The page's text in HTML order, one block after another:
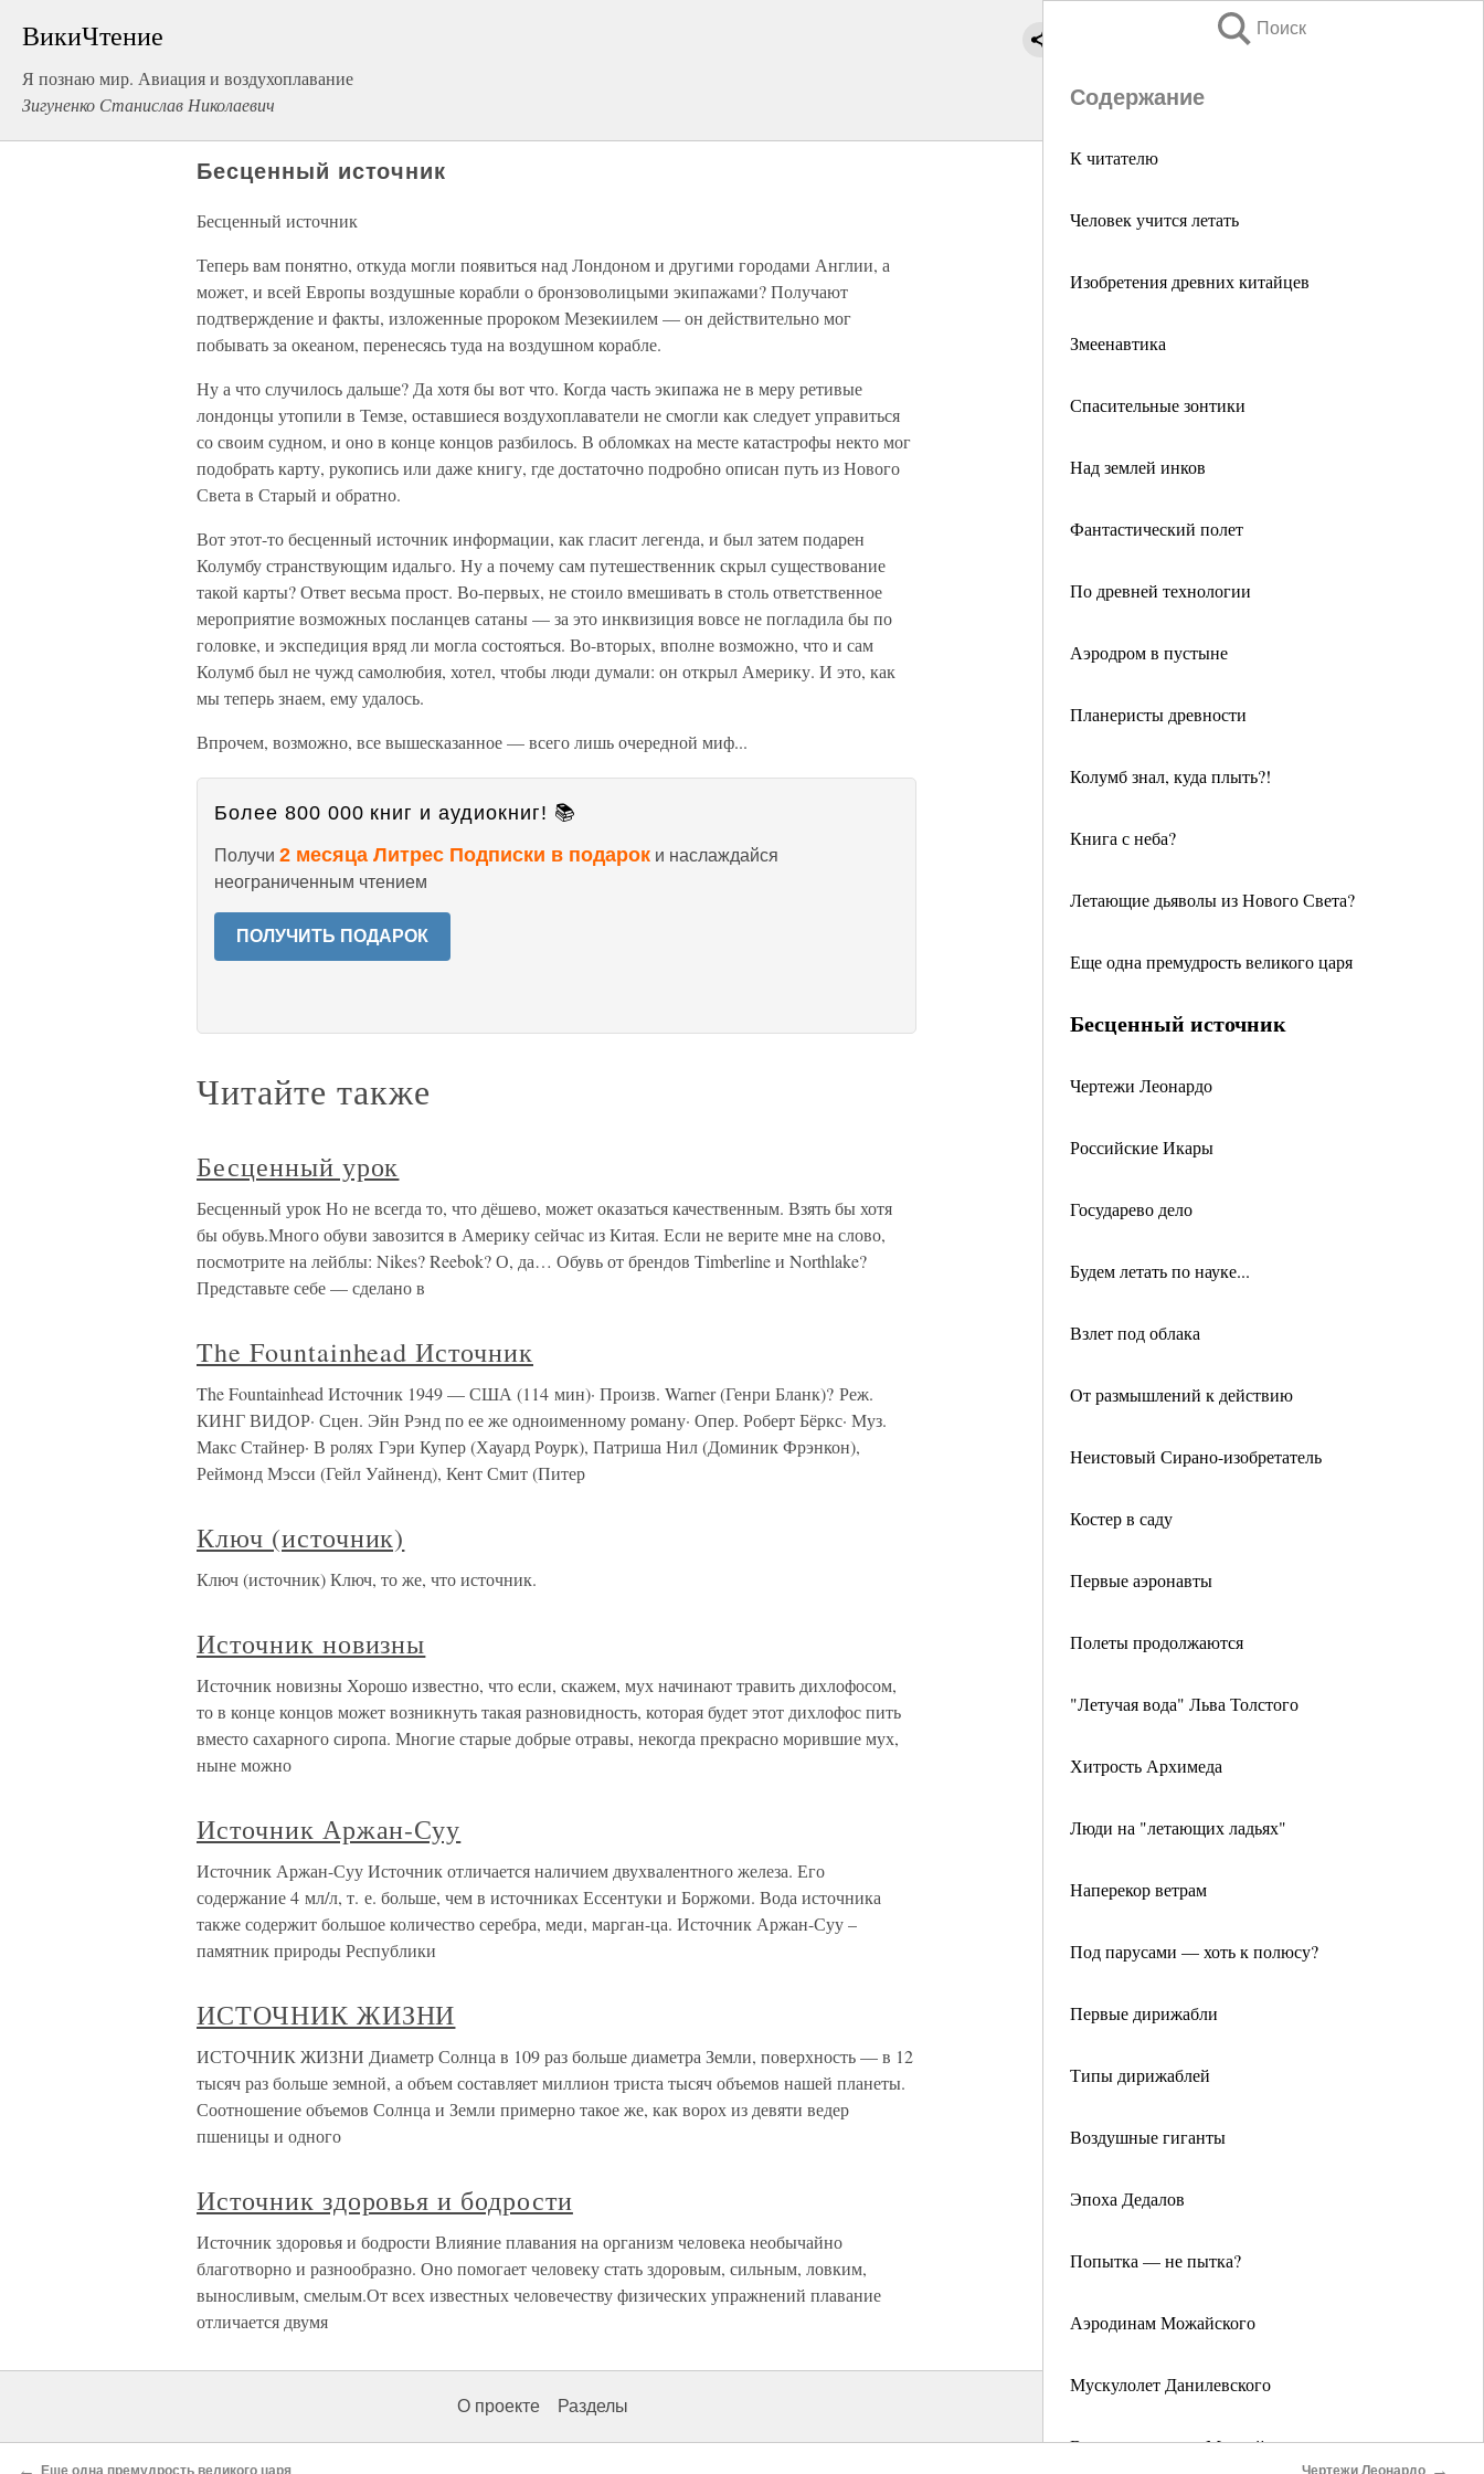
ВикиЧтение
Я познаю мир. Авиация и воздухоплавание
Зигуненко Станислав Николаевич
Поиск
Содержание
К читателю
Человек учится летать
Изобретения древних китайцев
Змеенавтика
Спасительные зонтики
Над землей инков
Фантастический полет
По древней технологии
Аэродром в пустыне
Планеристы древности
Колумб знал, куда плыть?!
Книга с неба?
Летающие дьяволы из Нового Света?
Еще одна премудрость великого царя
Бесценный источник
Чертежи Леонардо
Российские Икары
Государево дело
Будем летать по науке...
Взлет под облака
От размышлений к действию
Неистовый Сирано-изобретатель
Костер в саду
Первые аэронавты
Полеты продолжаются
"Летучая вода" Льва Толстого
Хитрость Архимеда
Люди на "летающих ладьях"
Наперекор ветрам
Под парусами — хоть к полюсу?
Первые дирижабли
Типы дирижаблей
Воздушные гиганты
Эпоха Дедалов
Попытка — не пытка?
Аэродинам Можайского
Мускулолет Данилевского
Вертолет кустаря Митрейкина
Бесценный источник
Бесценный источник
Теперь вам понятно, откуда могли появиться над Лондоном и другими городами Англии, а
может, и всей Европы воздушные корабли о бронзоволицыми экипажами? Получают
подтверждение и факты, изложенные пророком Мезекиилем — он действительно мог
побывать за океаном, перенесясь туда на воздушном корабле.
Ну а что случилось дальше? Да хотя бы вот что. Когда часть экипажа не в меру ретивые
лондонцы утопили в Темзе, оставшиеся воздухоплаватели не смогли как следует управиться
со своим судном, и оно в конце концов разбилось. В обломках на месте катастрофы некто мог
подобрать карту, рукопись или даже книгу, где достаточно подробно описан путь из Нового
Света в Старый и обратно.
Вот этот-то бесценный источник информации, как гласит легенда, и был затем подарен
Колумбу странствующим идальго. Ну а почему сам путешественник скрыл существование
такой карты? Ответ весьма прост. Во-первых, не стоило вмешивать в столь ответственное
мероприятие возможных посланцев сатаны — за это инквизиция вовсе не погладила бы по
головке, и экспедиция вряд ли могла состояться. Во-вторых, вполне возможно, что и сам
Колумб был не чужд самолюбия, хотел, чтобы люди думали: он открыл Америку. И это, как
мы теперь знаем, ему удалось.
Впрочем, возможно, все вышесказанное — всего лишь очередной миф...
Более 800 000 книг и аудиокниг! 📚
Получи 2 месяца Литрес Подписки в подарок и наслаждайся
неограниченным чтением
ПОЛУЧИТЬ ПОДАРОК
Читайте также
Бесценный урок
Бесценный урок Но не всегда то, что дёшево, может оказаться качественным. Взять бы хотя
бы обувь.Много обуви завозится в Америку сейчас из Китая. Если не верите мне на слово,
посмотрите на лейблы: Nikes? Reebok? О, да… Обувь от брендов Timberline и Northlake?
Представьте себе — сделано в
The Fountainhead Источник
The Fountainhead Источник 1949 — США (114 мин)· Произв. Warner (Генри Бланк)? Реж.
КИНГ ВИДОР· Сцен. Эйн Рэнд по ее же одноименному роману· Опер. Роберт Бёркс· Муз.
Макс Стайнер· В ролях Гэри Купер (Хауард Роурк), Патриша Нил (Доминик Фрэнкон),
Реймонд Мэсси (Гейл Уайненд), Кент Смит (Питер
Ключ (источник)
Ключ (источник) Ключ, то же, что источник.
Источник новизны
Источник новизны Хорошо известно, что если, скажем, мух начинают травить дихлофосом,
то в конце концов может возникнуть такая разновидность, которая будет этот дихлофос пить
вместо сахарного сиропа. Многие старые добрые отравы, некогда прекрасно морившие мух,
ныне можно
Источник Аржан-Суу
Источник Аржан-Суу Источник отличается наличием двухвалентного железа. Его
содержание 4 мл/л, т. е. больше, чем в источниках Ессентуки и Боржоми. Вода источника
также содержит большое количество серебра, меди, марган-ца. Источник Аржан-Суу –
памятник природы Республики
ИСТОЧНИК ЖИЗНИ
ИСТОЧНИК ЖИЗНИ Диаметр Солнца в 109 раз больше диаметра Земли, поверхность — в 12
тысяч раз больше земной, а объем составляет миллион триста тысяч объемов нашей планеты.
Соотношение объемов Солнца и Земли примерно такое же, как ворох из девяти ведер
пшеницы и одного
Источник здоровья и бодрости
Источник здоровья и бодрости Влияние плавания на организм человека необычайно
благотворно и разнообразно. Оно помогает человеку стать здоровым, сильным, ловким,
выносливым, смелым.От всех известных человечеству физических упражнений плавание
отличается двумя
О проекте Разделы
← Еще одна премудрость великого царя Чертежи Леонардо →